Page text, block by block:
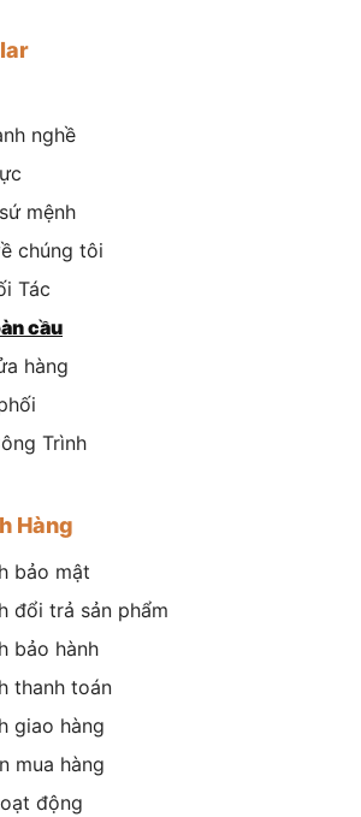
nghề
mệnh
chúng tôi
Tác
cầu
hàng
Trình
Hàng
bảo mật
đổi trả sản phẩm
bảo hành
thanh toán
giao hàng
mua hàng
động